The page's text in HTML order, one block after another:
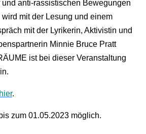
anti-rassistischen Bewegungen
mit der Lesung und einem
mit der Lyrikerin, Aktivistin und
Minnie Bruce Pratt
ist bei dieser Veranstaltung
hier.
zum 01.05.2023 möglich.